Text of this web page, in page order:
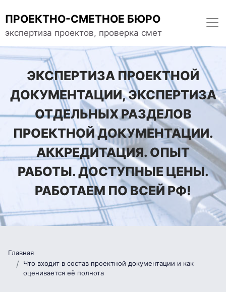
ПРОЕКТНО-СМЕТНОЕ БЮРО
экспертиза проектов, проверка смет
ЭКСПЕРТИЗА ПРОЕКТНОЙ
ДОКУМЕНТАЦИИ, ЭКСПЕРТИЗА
ОТДЕЛЬНЫХ РАЗДЕЛОВ
ПРОЕКТНОЙ ДОКУМЕНТАЦИИ.
АККРЕДИТАЦИЯ. ОПЫТ
РАБОТЫ. ДОСТУПНЫЕ ЦЕНЫ.
РАБОТАЕМ ПО ВСЕЙ РФ!
Главная
Что входит в состав проектной документации и как
оценивается её полнота